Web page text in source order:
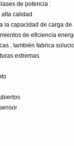
de potencia :
calidad
la capacidad de carga de
de eficiencia
, también fabrica
extremas